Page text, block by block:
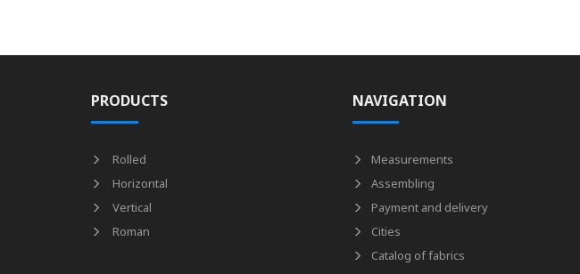
PRODUCTS
Rolled
Horizontal
Vertical
Roman
NAVIGATION
Measurements
Assembling
Payment and delivery
Cities
Catalog of fabrics